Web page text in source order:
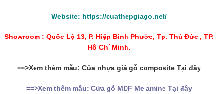
Website: https://cuathepgiago.net/
Showroom : Quốc Lộ 13, P. Hiệp Bình Phước, Tp. Thủ Đức , TP.
Hồ Chí Minh.
==>Xem thêm mẫu: Cửa nhựa giả gỗ composite Tại đây
==>Xem thêm mẫu: Cửa gỗ MDF MelamineTại đây